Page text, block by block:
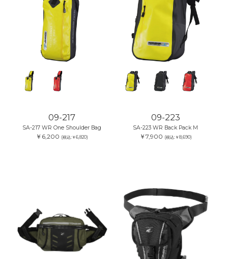
09-217
SA-217 WR One Shoulder Bag
￥6,200 (税込:￥6,820)
09-223
SA-223 WR Back Pack M
￥7,900 (税込:￥8,690)